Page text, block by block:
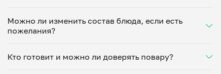
Укажите удобное время — и получите свежее
домашнее блюдо в большой порции прямо с плиты.
минут. Статус заказа отслеживайте в личном
кабинете, а с поваром можно связаться напрямую в
Можно ли изменить состав блюда, если есть
пожелания?
ваши предпочтения: уберет специи, снизит
Кто готовит и можно ли доверять повару?